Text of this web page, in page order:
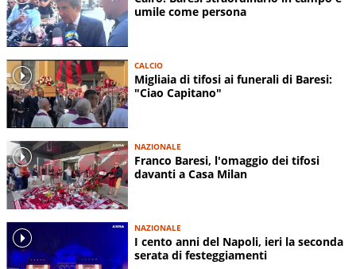
umile come persona
CALCIO
Migliaia di tifosi ai funerali di Baresi:
"Ciao Capitano"
NAZIONALE
Franco Baresi, l'omaggio dei tifosi
davanti a Casa Milan
NAZIONALE
I cento anni del Napoli, ieri la seconda
serata di festeggiamenti